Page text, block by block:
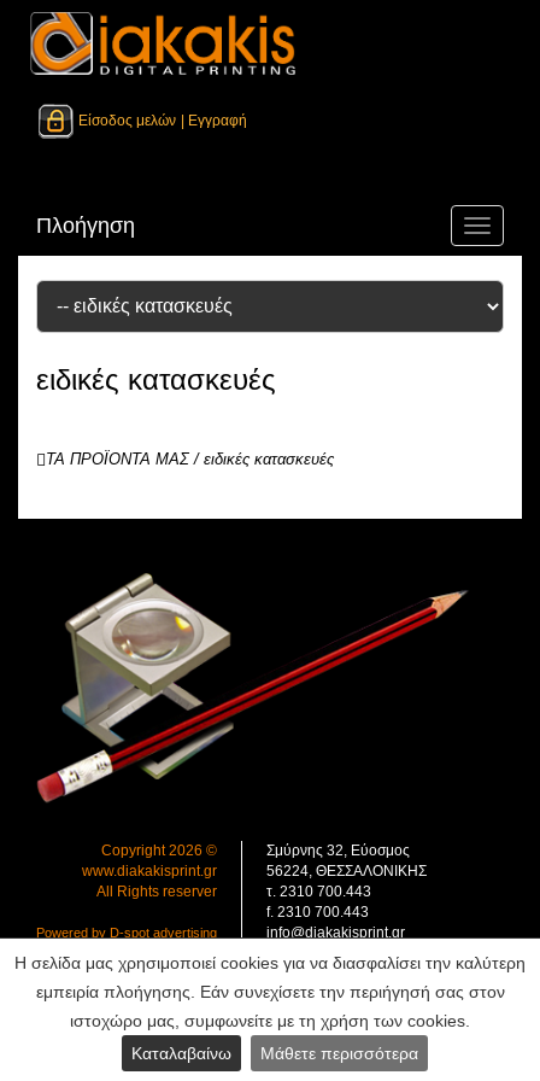
Η σελίδα μας χρησιμοποιεί cookies για να διασφαλίσει την καλύτερη
εμπειρία πλοήγησης. Εάν συνεχίσετε την περιήγησή σας στον
ιστοχώρο μας, συμφωνείτε με τη χρήση των cookies.
Καταλαβαίνω
Μάθετε περισσότερα
Είσοδος μελών | Εγγραφή
Toggle
Πλοήγηση
ειδικές κατασκευές
ΤΑ ΠΡΟΪΟΝΤΑ ΜΑΣ / ειδικές κατασκευές
Copyright 2026 ©
www.diakakisprint.gr
All Rights reserver
Powered by D-spot advertising
Σμύρνης 32, Εύοσμος
56224, ΘΕΣΣΑΛΟΝΙΚΗΣ
τ. 2310 700.443
f. 2310 700.443
info@diakakisprint.gr